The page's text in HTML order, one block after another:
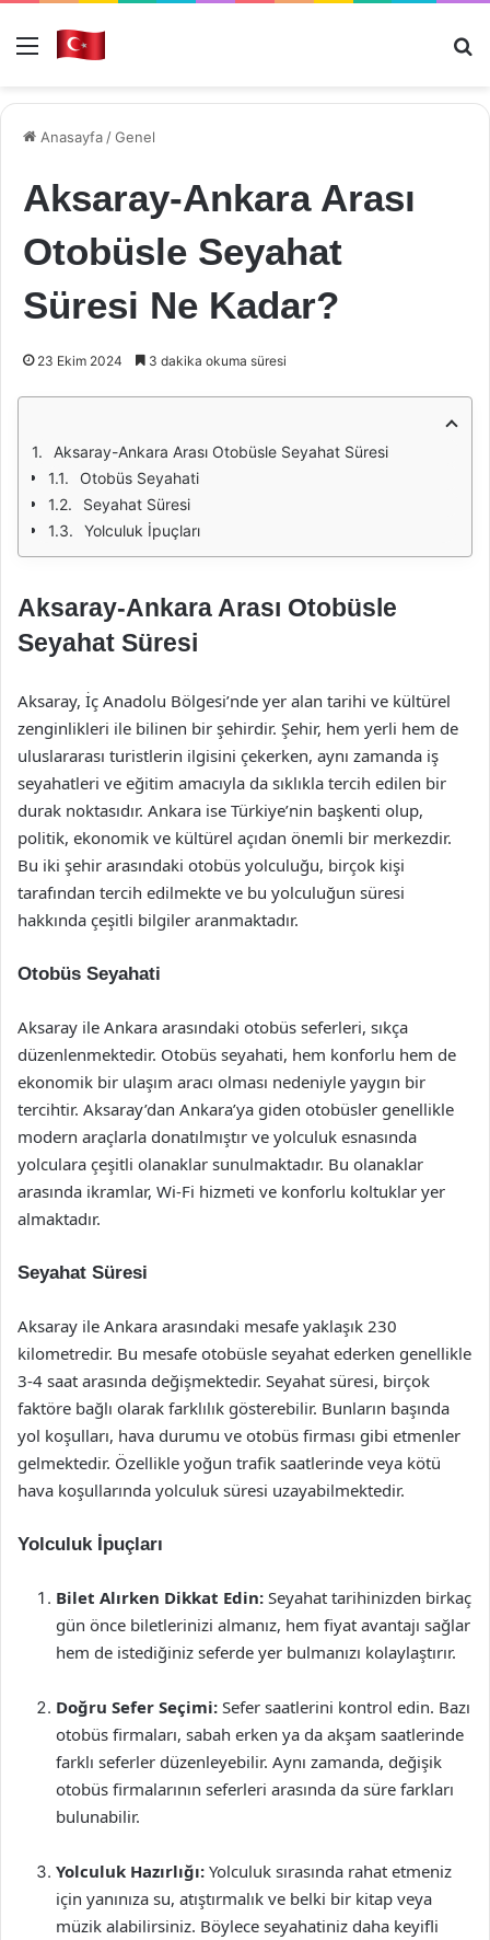
Menü
Anasayfa /Genel
Aksaray-Ankara Arası
Otobüsle Seyahat
Süresi Ne Kadar?
23 Ekim 2024 3 dakika okuma süresi
Aksaray-Ankara Arası Otobüsle Seyahat Süresi
Otobüs Seyahati
Seyahat Süresi
Yolculuk İpuçları
Aksaray-Ankara Arası Otobüsle
Seyahat Süresi
Aksaray, İç Anadolu Bölgesi’nde yer alan tarihi ve kültürel
zenginlikleri ile bilinen bir şehirdir. Şehir, hem yerli hem de
uluslararası turistlerin ilgisini çekerken, aynı zamanda iş
seyahatleri ve eğitim amacıyla da sıklıkla tercih edilen bir
durak noktasıdır. Ankara ise Türkiye’nin başkenti olup,
politik, ekonomik ve kültürel açıdan önemli bir merkezdir.
Bu iki şehir arasındaki otobüs yolculuğu, birçok kişi
tarafından tercih edilmekte ve bu yolculuğun süresi
hakkında çeşitli bilgiler aranmaktadır.
Otobüs Seyahati
Aksaray ile Ankara arasındaki otobüs seferleri, sıkça
düzenlenmektedir. Otobüs seyahati, hem konforlu hem de
ekonomik bir ulaşım aracı olması nedeniyle yaygın bir
tercihtir. Aksaray’dan Ankara’ya giden otobüsler genellikle
modern araçlarla donatılmıştır ve yolculuk esnasında
yolculara çeşitli olanaklar sunulmaktadır. Bu olanaklar
arasında ikramlar, Wi-Fi hizmeti ve konforlu koltuklar yer
almaktadır.
Seyahat Süresi
Aksaray ile Ankara arasındaki mesafe yaklaşık 230
kilometredir. Bu mesafe otobüsle seyahat ederken genellikle
3-4 saat arasında değişmektedir. Seyahat süresi, birçok
faktöre bağlı olarak farklılık gösterebilir. Bunların başında
yol koşulları, hava durumu ve otobüs firması gibi etmenler
gelmektedir. Özellikle yoğun trafik saatlerinde veya kötü
hava koşullarında yolculuk süresi uzayabilmektedir.
Yolculuk İpuçları
Bilet Alırken Dikkat Edin: Seyahat tarihinizden birkaç
gün önce biletlerinizi almanız, hem fiyat avantajı sağlar
hem de istediğiniz seferde yer bulmanızı kolaylaştırır.
Doğru Sefer Seçimi: Sefer saatlerini kontrol edin. Bazı
otobüs firmaları, sabah erken ya da akşam saatlerinde
farklı seferler düzenleyebilir. Aynı zamanda, değişik
otobüs firmalarının seferleri arasında da süre farkları
bulunabilir.
Yolculuk Hazırlığı: Yolculuk sırasında rahat etmeniz
için yanınıza su, atıştırmalık ve belki bir kitap veya
müzik alabilirsiniz. Böylece seyahatiniz daha keyifli